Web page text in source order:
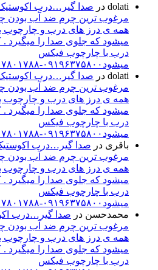
dolati در صدا گیر…درب
مرغوب ترین چرم ضد آب بودن
همه ی درز های درب و چارچوب
میشود که جلوی صدا را میگیرد .
درب با چارچوب فیکس
میشود۰۹۱۹۶۳۷۵۸۰۰-۰۹۳۰۷۸۰۱۷۸۸مهندس دولتی
dolati در صدا گیر…درب
مرغوب ترین چرم ضد آب بودن
همه ی درز های درب و چارچوب
میشود که جلوی صدا را میگیرد .
درب با چارچوب فیکس
میشود۰۹۱۹۶۳۷۵۸۰۰-۰۹۳۰۷۸۰۱۷۸۸مهندس دولتی
باقری در صدا گیر…درب
مرغوب ترین چرم ضد آب بودن
همه ی درز های درب و چارچوب
میشود که جلوی صدا را میگیرد .
درب با چارچوب فیکس
میشود۰۹۱۹۶۳۷۵۸۰۰-۰۹۳۰۷۸۰۱۷۸۸مهندس دولتی
محمدحسن در صدا گیر…درب
مرغوب ترین چرم ضد آب بودن
همه ی درز های درب و چارچوب
میشود که جلوی صدا را میگیرد .
درب با چارچوب فیکس